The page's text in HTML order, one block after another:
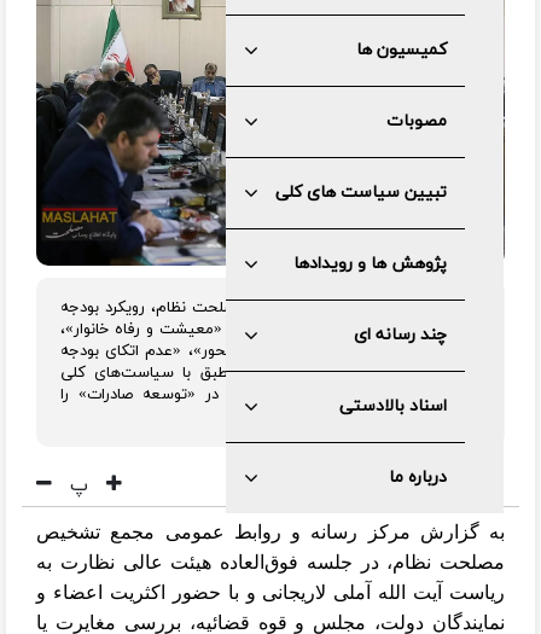
کمیسیون ها
مصوبات
تبیین سیاست های کلی
پژوهش ها و رویدادها
چند رسانه ای
اسناد بالادستی
درباره ما
هیئت عالی نظارت مجمع تشخیص مصلحت نظام، رویکرد بودجه
۱۴۰۴ در خصوص«تحول نظام مالیاتی»، «معیشت و رفاه خانوار»،
«پیشران‌های اقتصادی»، «توسعه دریامحور»، «عدم اتکای بودجه
به نفت» و «اصلاح نظام مالی» را منطبق با سیاست‌های کلی
برنامه هفتم دانست و رویکرد بودجه در «توسعه صادرات» را
منطبق با سیاست های کلی ندانست.
پ
به گزارش مرکز رسانه و روابط عمومی مجمع تشخیص
مصلحت نظام، در جلسه فوق‌العاده هیئت عالی نظارت به
ریاست آیت الله آملی لاریجانی و با حضور اکثریت اعضاء و
نمایندگان دولت، مجلس و قوه قضائیه، بررسی مغایرت یا